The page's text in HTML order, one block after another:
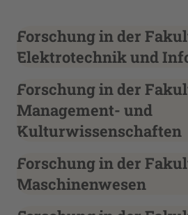
Forschung in der
Elektrotechnik und
Forschung in der
Management- und
Kulturwissenschaften
Forschung in der
Maschinenwesen